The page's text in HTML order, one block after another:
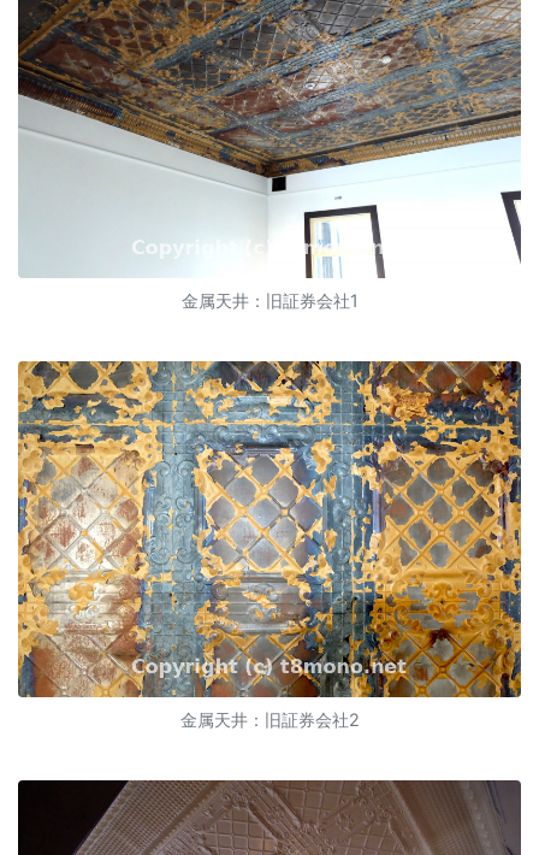
金属天井：旧証券会社1
金属天井：旧証券会社2